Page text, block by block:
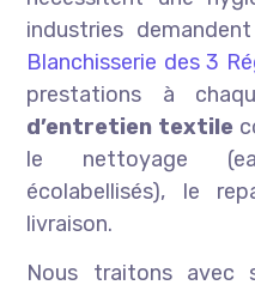
industries
Blanchisserie des 3
prestations à
d’entretien textile
le nettoyage
écolabellisés), le
livraison.
Nous traitons avec